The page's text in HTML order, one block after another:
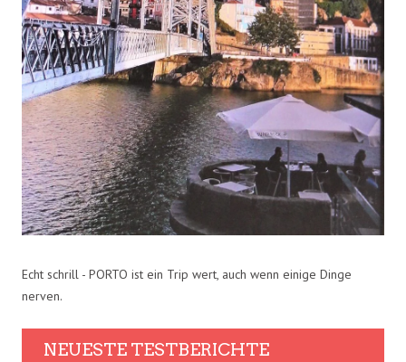
Echt schrill - PORTO ist ein Trip wert, auch wenn einige Dinge
nerven.
NEUESTE TESTBERICHTE